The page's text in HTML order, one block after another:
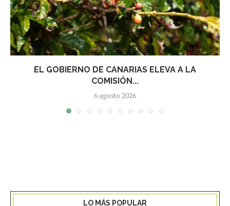
EL GOBIERNO DE CANARIAS ELEVA A LA
COMISIÓN...
6 agosto 2026
LO MÁS POPULAR